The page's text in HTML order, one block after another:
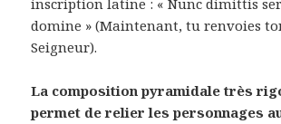
inscription latine : « Nunc dimittis
domine » (Maintenant, tu renvoies
Seigneur).
La composition pyramidale très
permet de relier les personnages